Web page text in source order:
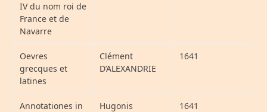
IV du nom roi de
France et de
Navarre
Oevres
grecques et
latines
Clément
D’ALEXANDRIE
1641
Annotationes in
Hugonis
1641